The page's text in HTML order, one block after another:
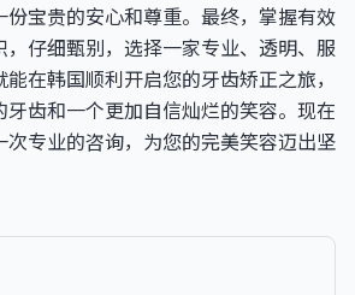
宝贵的安心和尊重。最终，掌握有效
，仔细甄别，选择一家专业、透明、服
在韩国顺利开启您的牙齿矫正之旅，
齿和一个更加自信灿烂的笑容。现在
专业的咨询，为您的完美笑容迈出坚